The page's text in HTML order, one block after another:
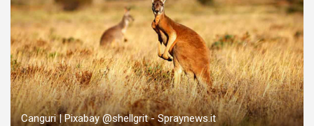
Canguri | Pixabay @shellgrit - Spraynews.it